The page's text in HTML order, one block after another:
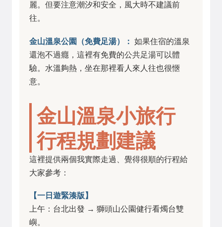
麗。但要注意潮汐和安全，風大時不建議前
往。
金山溫泉公園（免費足湯）： 如果住宿的溫泉
還泡不過癮，這裡有免費的公共足湯可以體
驗。水溫夠熱，坐在那裡看人來人往也很愜
意。
金山溫泉小旅行
行程規劃建議
這裡提供兩個我實際走過、覺得很順的行程給
大家參考：
【一日遊緊湊版】
上午：台北出發 → 獅頭山公園健行看燭台雙
嶼。